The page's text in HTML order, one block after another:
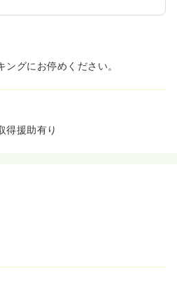
ングにお停めください。
得援助有り